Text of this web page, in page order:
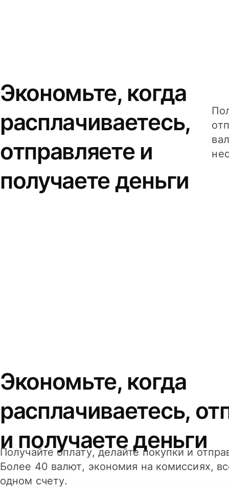
Экономьте, когда
расплачиваетесь,
отправляете и
получаете деньги
Экономьте, когда
расплачиваетесь,
и получаете деньги
Получайте оплату, делайте покупки и
Более 40 валют, экономия на комиссиях,
одном счету.